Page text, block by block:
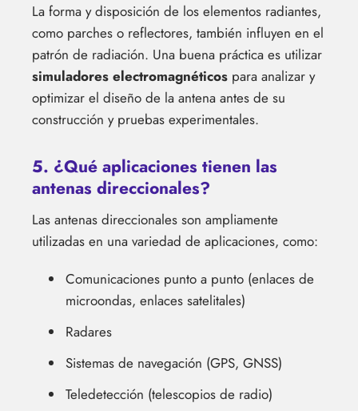
La forma y disposición de los elementos radiantes,
como parches o reflectores, también influyen en el
patrón de radiación. Una buena práctica es utilizar
simuladores electromagnéticos para analizar y
optimizar el diseño de la antena antes de su
construcción y pruebas experimentales.
5. ¿Qué aplicaciones tienen las
antenas direccionales?
Las antenas direccionales son ampliamente
utilizadas en una variedad de aplicaciones, como:
Comunicaciones punto a punto (enlaces de
microondas, enlaces satelitales)
Radares
Sistemas de navegación (GPS, GNSS)
Teledetección (telescopios de radio)